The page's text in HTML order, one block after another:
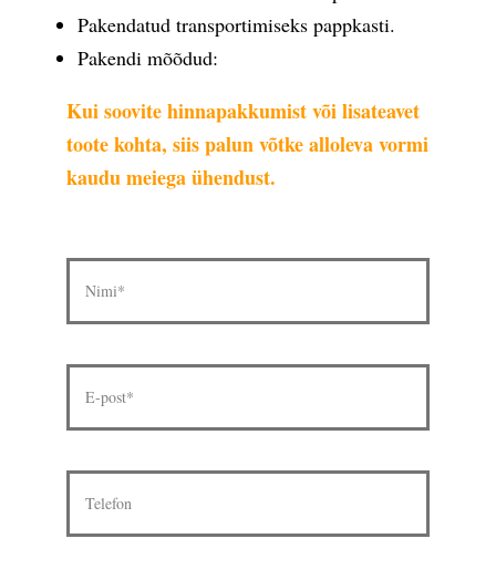
Pakendatud transportimiseks pappkasti.
Pakendi mõõdud:
Kui soovite hinnapakkumist või lisateavet
toote kohta, siis palun võtke alloleva vormi
kaudu meiega ühendust.